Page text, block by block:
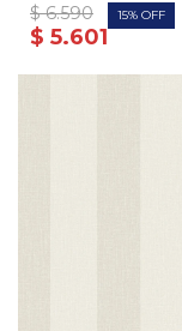
$ 5.601
$ 6.590 15